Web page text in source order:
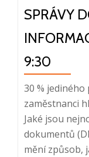
SPRÁVY
9:30
30 %
zaměstnanci
Jaké jsou
dokumentů
mění způsob,